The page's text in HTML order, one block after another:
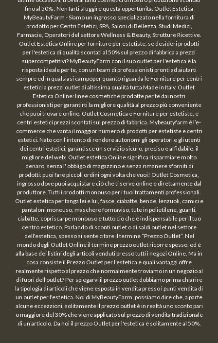
fino al 50% . Non farti sfuggire questa opportunità. Outlet Estetica
MyBeautyFarm - Siamo un ingrosso specializzato nella fornitura di
prodotto per Centri Estetici, SPA, Saloni di Bellezza, Studi Medici,
Farmacie, Operatori del settore Wellness & Beauty, Strutture Ricettive.
Outlet Estetica Online per forniture per estetiste, se desideri prodotti
per l'estetica di qualità scontati al 50% sul prezzo di fabbrica a prezzi
supercompetitivi? MyBeautyFarm con il suo outlet per l'estetica è la
risposta ideale per te, con un team di professionisti pronti ad aiutarti
sempre ed in qualsiasi campoper quanto riguarda le Forniture per centri
estetici a prezzi outlet di altissima qualità tutta Made in Italy. Outlet
Estetica Online: linee cosmetiche prodotte per te dai nostri
professionisti per garantirti la migliore qualità al prezzo più conveniente
che puoi trovare online. Outlet Cosmetica e Forniture per estetiste, e
centri estetici prezzi scontati sul prezzo di fabbrica. Mybeautyfarm è l’e-
commerce che vanta il maggior numero di prodotti per estetiste e centri
estetici. Nato con l’intento di rendere autonomi gli operatori e gli utenti
dei centri estetici, garantisce un servizio sicuro, preciso e affidabile: il
migliore del web! Outlet estetica Online significa risparmiare molto
denaro, senza l' obbligo di magazzino e senza rimanere sforniti di
prodotti: puoi fare piccoli ordini ogni volta che vuoi! Outlet Cosmetica,
ingrosso dove puoi acquistare ciò che ti serve online e direttamente dal
produttore. Tutti i prodotti monouso per i tuoi trattamenti professionali.
Outlet estetica per tanga lei e lui, fasce, ciabatte, bende, lenzuoli, camici e
pantaloni monouso, maschere formaviso, tute in polietilene, guanti,
ciabatte, copriscarpe monouso e tutto ciò che è indispensabile per il tuo
centro estetico. Parlando di sconti outlet o di saldi outlet nel settore
dell'estetica, spesso si sente citare il termine “Prezzo Outlet“. Nel
mondo degli Outlet Online il termine prezzo outlet ricorre spesso, ed è
alla base dei listini degli articoli venduti presso tutti i negozi Online. Ma in
cosa consiste il Prezzo Outlet per l'estetica e quali vantaggi offre
realmente rispetto al prezzo che normalmente troviamo in un negozio al
di fuori dell’outlet? Per spiegarvi il prezzo outlet dobbiamo prima chiarire
la tipologia di articoli che viene esposta in vendita presso i punti vendita di
un outlet per l'estetica. Noi di MyBeautyFarm, possiamo dire che, a parte
alcune eccezzioni, solitamente il prezzo outlet è in realtà uno sconto pari
o maggiore del 30% che viene applicato sul prezzo di vendita tradizionale
di un articolo. Da noi il prezzo Outlet per l'estetica è solitamente al 50%.